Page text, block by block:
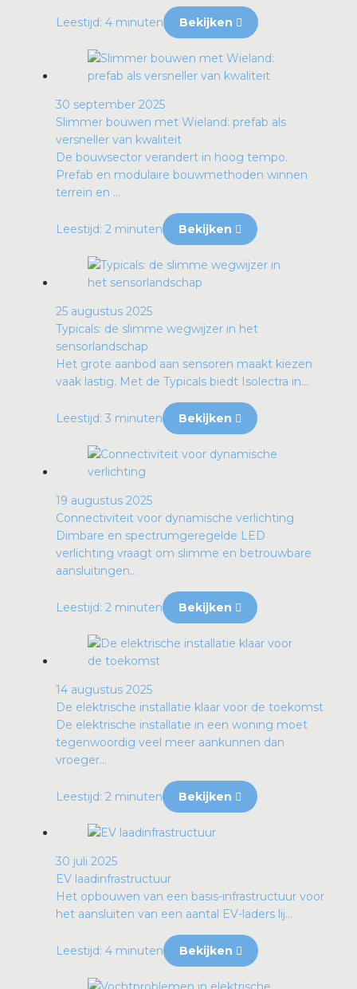
Leestijd: 4 minuten Bekijken
30 september 2025
Slimmer bouwen met Wieland: prefab als
versneller van kwaliteit
De bouwsector verandert in hoog tempo.
Prefab en modulaire bouwmethoden winnen
terrein en ...
Leestijd: 2 minuten Bekijken
25 augustus 2025
Typicals: de slimme wegwijzer in het
sensorlandschap
Het grote aanbod aan sensoren maakt kiezen
vaak lastig. Met de Typicals biedt Isolectra in...
Leestijd: 3 minuten Bekijken
19 augustus 2025
Connectiviteit voor dynamische verlichting
Dimbare en spectrumgeregelde LED
verlichting vraagt om slimme en betrouwbare
aansluitingen...
Leestijd: 2 minuten Bekijken
14 augustus 2025
De elektrische installatie klaar voor de toekomst
De elektrische installatie in een woning moet
tegenwoordig veel meer aankunnen dan
vroeger...
Leestijd: 2 minuten Bekijken
30 juli 2025
EV laadinfrastructuur
Het opbouwen van een basis-infrastructuur voor
het aansluiten van een aantal EV-laders lij...
Leestijd: 4 minuten Bekijken